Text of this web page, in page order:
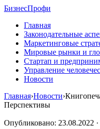
БизнесПрофи
Главная
Законодательные
Маркетинговые
Мировые рынки и
Стартап и
Управление
Новости
Главная›Новости›
Перспективы
Опубликовано: 23.08.2022 ·